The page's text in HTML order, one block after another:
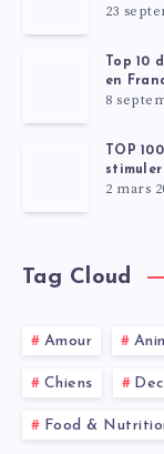
23
Top 10
en
8
TOP
2 mars
Tag Cloud
Amour
Chiens
Food &